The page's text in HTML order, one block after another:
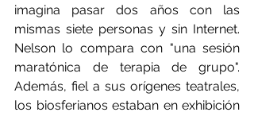
imagina pasar dos años con las
mismas siete personas y sin Internet.
Nelson lo compara con "una sesión
maratónica de terapia de grupo".
Además, fiel a sus orígenes teatrales,
los biosferianos estaban en exhibición